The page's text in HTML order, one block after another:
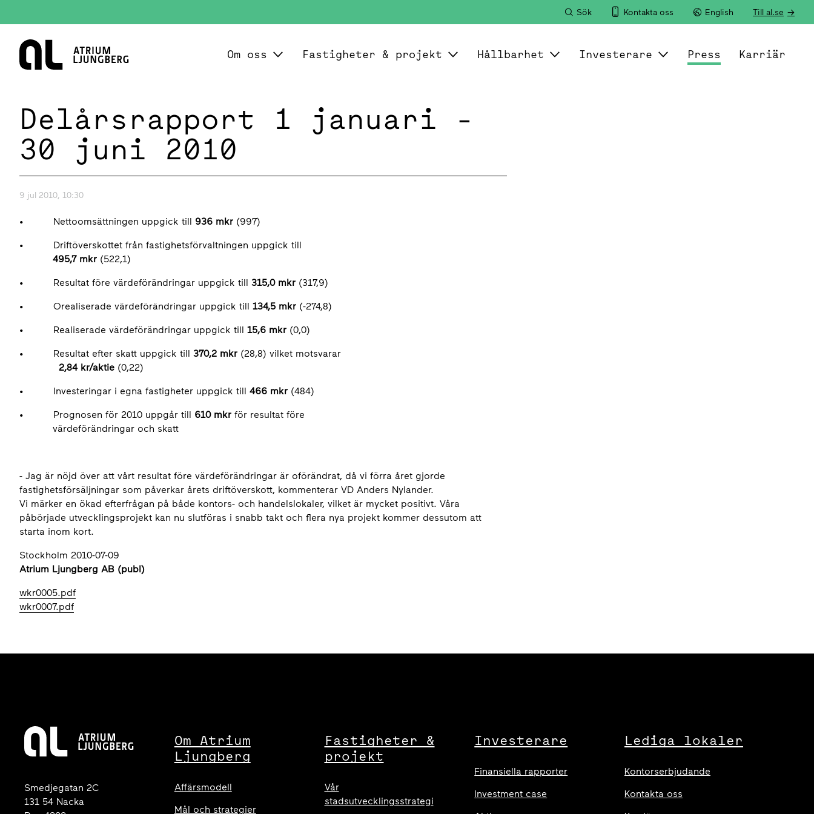
Sök Kontakta oss English Till al.se
Hem
Om oss Fastigheter & projekt Hållbarhet Investerare Press Karriär
Delårsrapport 1 januari -
30 juni 2010
9 jul 2010, 10:30
• Nettoomsättningen uppgick till 936 mkr (997)
• Driftöverskottet från fastighetsförvaltningen uppgick till
495,7 mkr (522,1)
• Resultat före värdeförändringar uppgick till 315,0 mkr (317,9)
• Orealiserade värdeförändringar uppgick till 134,5 mkr (-274,8)
• Realiserade värdeförändringar uppgick till 15,6 mkr (0,0)
• Resultat efter skatt uppgick till 370,2 mkr (28,8) vilket motsvarar
2,84 kr/aktie (0,22)
• Investeringar i egna fastigheter uppgick till 466 mkr (484)
• Prognosen för 2010 uppgår till 610 mkr för resultat före
värdeförändringar och skatt
- Jag är nöjd över att vårt resultat före värdeförändringar är oförändrat, då vi förra året gjorde
fastighetsförsäljningar som påverkar årets driftöverskott, kommenterar VD Anders Nylander.
Vi märker en ökad efterfrågan på både kontors- och handelslokaler, vilket är mycket positivt. Våra
påbörjade utvecklingsprojekt kan nu slutföras i snabb takt och flera nya projekt kommer dessutom att
starta inom kort.
Stockholm 2010-07-09
Atrium Ljungberg AB (publ)
wkr0005.pdf
wkr0007.pdf
Smedjegatan 2C
131 54 Nacka
Om Atrium
Ljungberg
Affärsmodell
Mål och strategier
Fastigheter &
projekt
Vår
stadsutvecklingsstrategi
Investerare
Finansiella rapporter
Investment case
Lediga lokaler
Kontorserbjudande
Kontakta oss